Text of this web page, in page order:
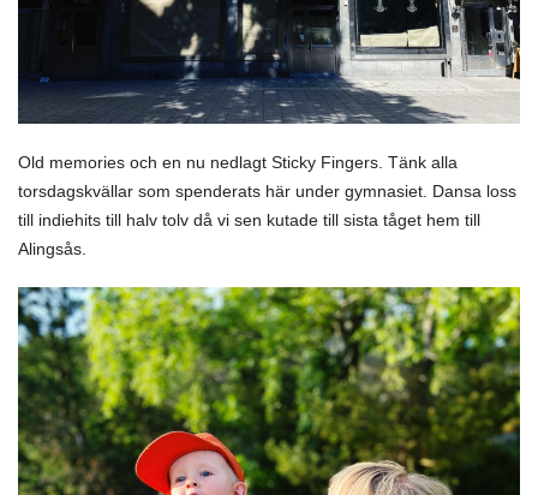
Old memories och en nu nedlagt Sticky Fingers. Tänk alla
torsdagskvällar som spenderats här under gymnasiet. Dansa loss
till indiehits till halv tolv då vi sen kutade till sista tåget hem till
Alingsås.